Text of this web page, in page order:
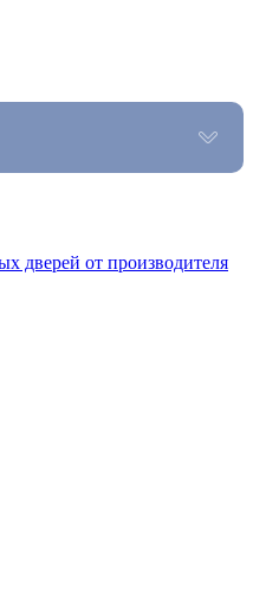
дверей от производителя